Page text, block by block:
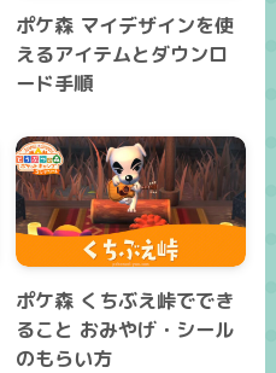
ポケ森 マイデザインを使
えるアイテムとダウンロ
ード手順
ポケ森 くちぶえ峠ででき
ること おみやげ・シール
のもらい方